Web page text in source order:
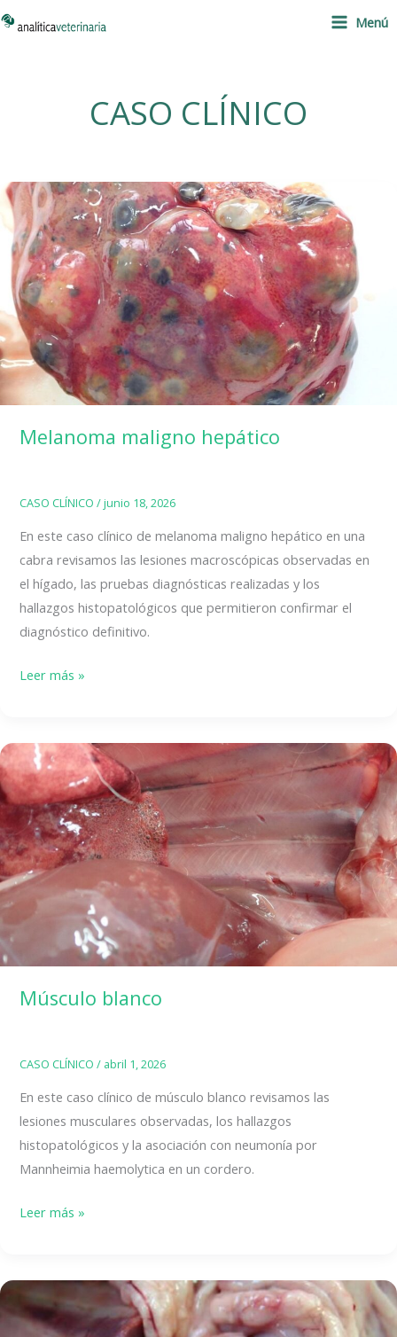
Ir
Menú
CASO CLÍNICO
Melanoma maligno hepático
CASO CLÍNICO /junio 18, 2026
En este caso clínico de melanoma maligno hepático en una
cabra revisamos las lesiones macroscópicas observadas en
el hígado, las pruebas diagnósticas realizadas y los
hallazgos histopatológicos que permitieron confirmar el
diagnóstico definitivo.
Melanoma
Leer más »
Músculo blanco
CASO CLÍNICO / abril 1, 2026
En este caso clínico de músculo blanco revisamos las
lesiones musculares observadas, los hallazgos
histopatológicos y la asociación con neumonía por
Mannheimia haemolytica en un cordero.
Músculo
Leer más »